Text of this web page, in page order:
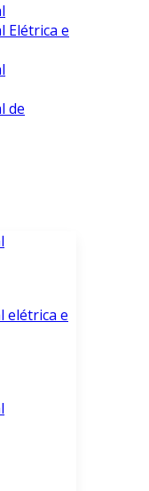
Elétrica e
de
elétrica e